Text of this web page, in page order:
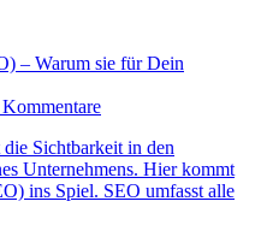
Sichtbarkeit in den
Unternehmens. Hier kommt
ins Spiel. SEO umfasst alle